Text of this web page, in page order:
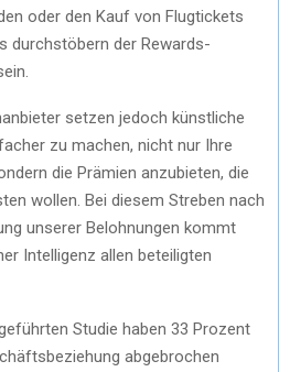
oder den Kauf von Flugtickets
durchstöbern der Rewards-
setzen jedoch künstliche
zu machen, nicht nur Ihre
die Prämien anzubieten, die
wollen. Bei diesem Streben nach
unserer Belohnungen kommt
Intelligenz allen beteiligten
Studie haben 33 Prozent
abgebrochen